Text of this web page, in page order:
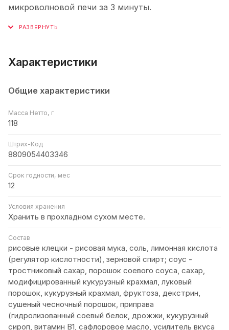
микроволновой печи за 3 минуты.
Характеристики
Общие характеристики
Масса Нетто, г
118
Штрих-Код
8809054403346
Срок годности, мес
12
Условия хранения
Хранить в прохладном сухом месте.
Состав
рисовые клецки - рисовая мука, соль, лимонная кислота
(регулятор кислотности), зерновой спирт; соус -
тростниковый сахар, порошок соевого соуса, сахар,
модифицированный кукурузный крахмал, луковый
порошок, кукурузный крахмал, фруктоза, декстрин,
сушеный чесночный порошок, приправа
(гидролизованный соевый белок, дрожжи, кукурузный
сироп, витамин B1, сафлоровое масло, усилитель вкуса